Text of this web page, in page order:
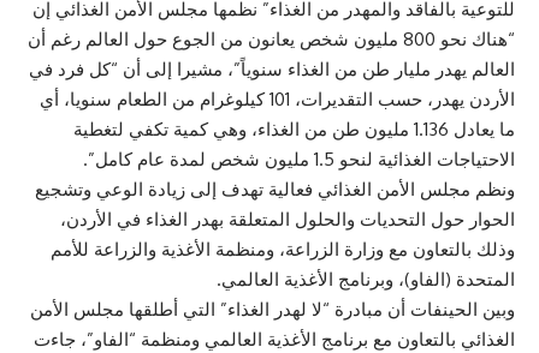
للتوعية بالفاقد والمهدر من الغذاء” نظمها مجلس الأمن الغذائي إن
“هناك نحو 800 مليون شخص يعانون من الجوع حول العالم رغم أن
العالم يهدر مليار طن من الغذاء سنوياً”، مشيرا إلى أن “كل فرد في
الأردن يهدر، حسب التقديرات، 101 كيلوغرام من الطعام سنويا، أي
ما يعادل 1.136 مليون طن من الغذاء، وهي كمية تكفي لتغطية
الاحتياجات الغذائية لنحو 1.5 مليون شخص لمدة عام كامل”.
ونظم مجلس الأمن الغذائي فعالية تهدف إلى زيادة الوعي وتشجيع
الحوار حول التحديات والحلول المتعلقة بهدر الغذاء في الأردن،
وذلك بالتعاون مع وزارة الزراعة، ومنظمة الأغذية والزراعة للأمم
المتحدة (الفاو)، وبرنامج الأغذية العالمي.
وبين الحينفات أن مبادرة “لا لهدر الغذاء” التي أطلقها مجلس الأمن
الغذائي بالتعاون مع برنامج الأغذية العالمي ومنظمة “الفاو”، جاءت